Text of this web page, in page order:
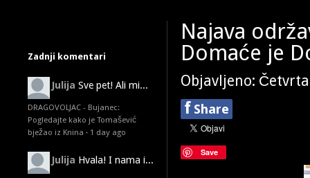
Zadnji komentari
Julija Sve pet! Ali mi...
DRAGOVOLJAC - Bujanec:
Pogledajte kako je Tomašević
bježao iz Knina · 1 day ago
Julija Hvala! I nama i...
Najava
Domaće je
Objavljeno:
f Share
Save